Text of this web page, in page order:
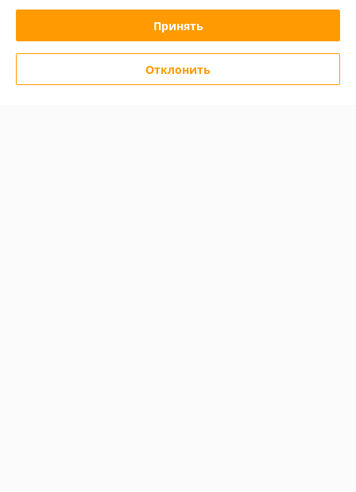
Сделка подтверждена через корзину
Показать все отзывы
Принять
Отклонить